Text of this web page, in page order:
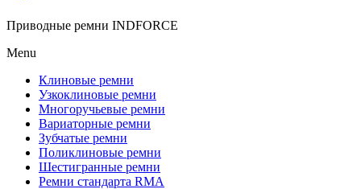
Приводные ремни INDFORCE
Menu
Клиновые ремни
Узкоклиновые ремни
Многоручьевые ремни
Вариаторные ремни
Зубчатые ремни
Поликлиновые ремни
Шестигранные ремни
Ремни стандарта RMA